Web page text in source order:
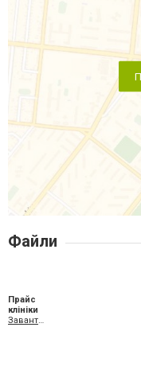
Файли
Прайс
клініки
Завантажити XLS